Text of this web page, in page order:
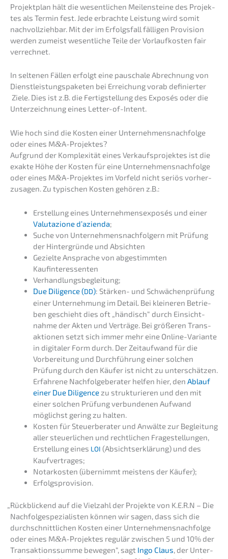
Projekt­plan hält die wesent­li­chen Meilen­stei­ne des Projek­
tes als Termin fest. Jede erbrach­te Leistung wird somit
nachvoll­zieh­bar. Mit der im Erfolgs­fall fälli­gen Provi­si­on
werden zumeist wesent­li­che Teile der Vorlauf­kos­ten fair
verrechnet.
In selte­nen Fällen erfolgt eine pauscha­le Abrech­nung von
Dienst­leis­tungs­pa­ke­ten bei Errei­chung vorab definier­ter
Ziele. Dies ist z.B. die Fertig­stel­lung des Exposés oder die
Unter­zeich­nung eines Letter-of-Intent.
Wie hoch sind die Kosten einer Unternehmens­nachfolge
oder eines M&A-Projektes?
Aufgrund der Komple­xi­tät eines Verkaufs­pro­jek­tes ist die
exakte Höhe der Kosten für eine Unternehmens­nachfolge
oder eines M&A-Projektes im Vorfeld nicht seriös vorher­
zu­sa­gen. Zu typischen Kosten gehören z.B.:
Erstel­lung eines Unter­neh­mens­ex­po­sés und einer
Valuta­zio­ne d’azi­en­da;
Suche von Unter­neh­mens­nach­fol­gern mit Prüfung
der Hinter­grün­de und Absichten
Geziel­te Anspra­che von abgestimm­ten
Kaufinteressenten
Verhand­lungs­be­glei­tung;
Due Diligence (DD): Stärken- und Schwä­chen­prü­fung
einer Unter­neh­mung im Detail. Bei kleine­ren Betrie­
ben geschieht dies oft „händisch“ durch Einsicht­
nah­me der Akten und Verträ­ge. Bei größe­ren Trans­
ak­tio­nen setzt sich immer mehr eine Online-Varian­te
in digita­ler Form durch. Der Zeitauf­wand für die
Vorbe­rei­tung und Durch­füh­rung einer solchen
Prüfung durch den Käufer ist nicht zu unter­schät­zen.
Erfah­re­ne Nachfol­ge­be­ra­ter helfen hier, den Ablauf
einer Due Diligence zu struk­tu­rie­ren und den mit
einer solchen Prüfung verbun­de­nen Aufwand
möglichst gering zu halten.
Kosten für Steuer­be­ra­ter und Anwäl­te zur Beglei­tung
aller steuer­li­chen und recht­li­chen Frage­stel­lun­gen,
Erstel­lung eines LOI (Absichts­er­klä­rung) und des
Kaufvertrages;
Notar­kos­ten (übernimmt meistens der Käufer);
Erfolgs­pro­vi­si­on.
„Rückbli­ckend auf die Vielzahl der Projek­te von K.E.R.N – Die
Nachfolge­spezialisten können wir sagen, dass sich die
durch­schnitt­li­chen Kosten einer Unternehmens­nachfolge
oder eines M&A-Projektes regulär zwischen 5 und 10% der
Trans­ak­ti­ons­sum­me bewegen“, sagt Ingo Claus, der Unter­